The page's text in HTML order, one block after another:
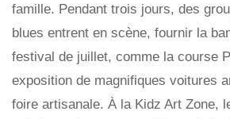
famille. Pendant trois jours, des
blues entrent en scène, fournir la
festival de juillet, comme la course
exposition de magnifiques voitures
foire artisanale. À la Kidz Art Zone,